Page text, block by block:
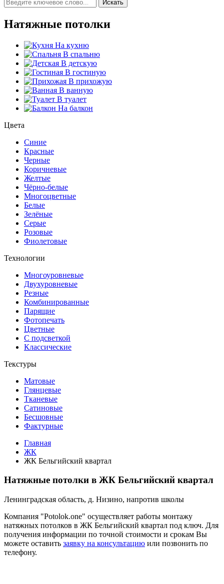
Искать
Натяжные потолки
На кухню
В спальню
В детскую
В гостиную
В прихожую
В ванную
В туалет
На балкон
Цвета
Синие
Красные
Черные
Коричневые
Желтые
Чёрно-белые
Многоцветные
Белые
Зелёные
Серые
Розовые
Фиолетовые
Технологии
Многоуровневые
Двухуровневые
Резные
Комбинированные
Парящие
Фотопечать
Цветные
С подсветкой
Классические
Текстуры
Матовые
Глянцевые
Тканевые
Сатиновые
Бесшовные
Фактурные
Главная
ЖК
ЖК Бельгийский квартал
Натяжные потолки в ЖК Бельгийский квартал
Ленинградская область, д. Низино, напротив школы
Компания "Potolok.one" осуществляет работы монтажу
натяжных потолков в ЖК Бельгийский квартал под ключ. Для
получения информации по точной стоимости и срокам Вы
можете оставить заявку на консультацию или позвонить по
телефону.